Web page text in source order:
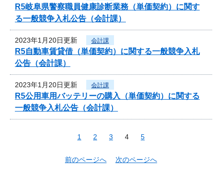
R5岐阜県警察職員健康診断業務（単価契約）に関す
る一般競争入札公告（会計課）
2023年1月20日更新 会計課
R5自動車賃貸借（単価契約）に関する一般競争入札
公告（会計課）
2023年1月20日更新 会計課
R5公用車用バッテリーの購入（単価契約）に関する
一般競争入札公告（会計課）
1 2 3 4 5
前のページへ 次のページへ